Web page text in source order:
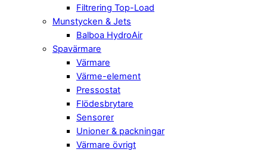
Filtrering Top-Load
Munstycken & Jets
Balboa HydroAir
Spavärmare
Värmare
Värme-element
Pressostat
Flödesbrytare
Sensorer
Unioner & packningar
Värmare övrigt